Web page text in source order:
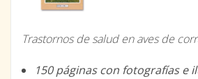
Trastornos de salud en aves de
150 páginas con fotografías e